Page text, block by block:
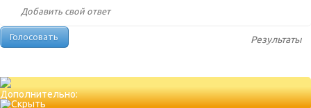
Добавить свой ответ
Результаты
Дополнительно: